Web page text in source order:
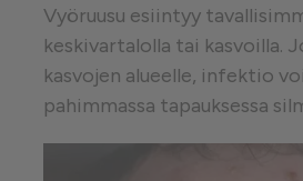
Vyöruusu esiintyy
keskivartalolla tai kasvoilla.
kasvojen alueelle, infektio
pahimmassa tapauksessa